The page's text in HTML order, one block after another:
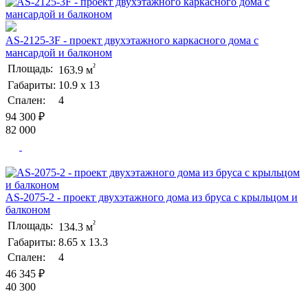
AS-2125-3F - проект двухэтажного каркасного дома с
мансардой и балконом
Площадь: 163.9 м²
Габариты: 10.9 х 13
Спален:
4
94 300 ₽
82 000
AS-2075-2 - проект двухэтажного дома из бруса с крыльцом и
балконом
Площадь: 134.3 м²
Габариты: 8.65 х 13.3
Спален:
4
46 345 ₽
40 300